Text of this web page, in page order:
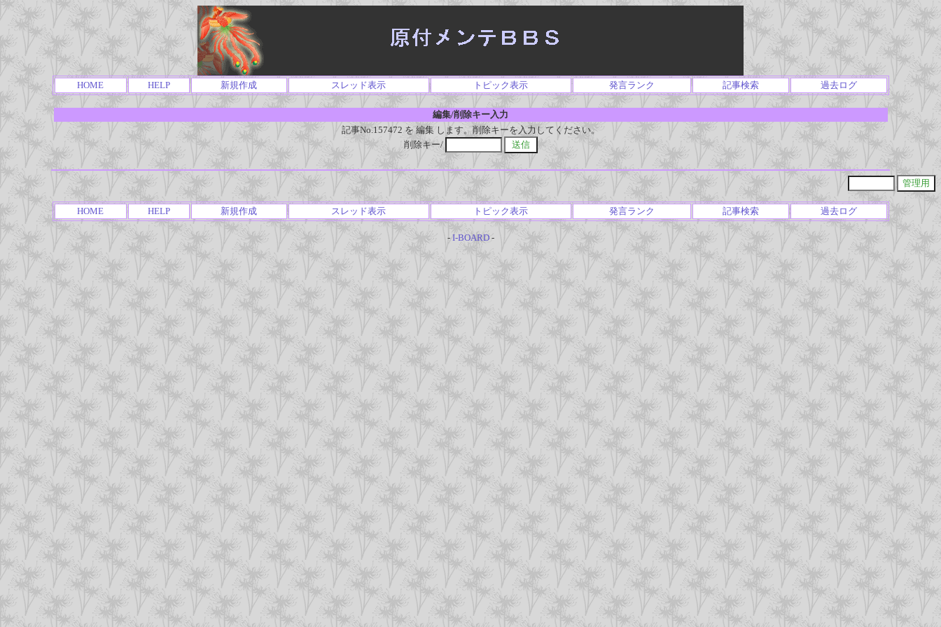
HOME HELP 新規作成 スレッド表示 トピック表示 発言ランク 記事検索 過去ログ
編集/削除キー入力
記事No.157472 を 編集 します。削除キーを入力してください。
削除キー/
HOME HELP 新規作成 スレッド表示 トピック表示 発言ランク 記事検索 過去ログ
- I-BOARD-